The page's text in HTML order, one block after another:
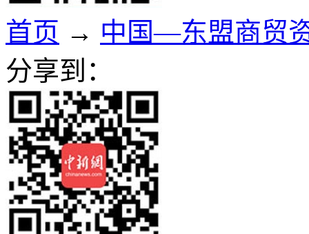
首页 → 中国—东盟商贸
分享到：